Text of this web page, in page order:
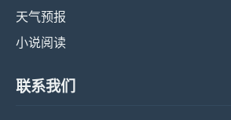
天气预报
小说阅读
联系我们